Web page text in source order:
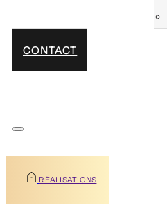
CONTACT
RÉALISATIONS